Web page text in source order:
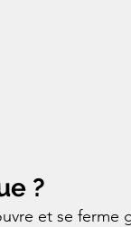
?
et se ferme